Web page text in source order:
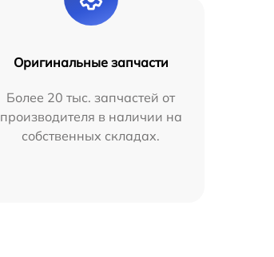
Оригинальные запчасти
Более 20 тыс. запчастей от
производителя в наличии на
собственных складах.